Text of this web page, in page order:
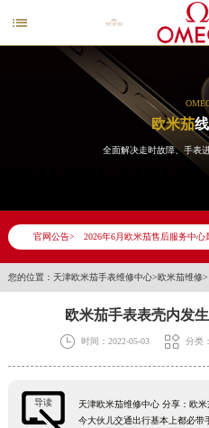

欧米茄
全面解决走时故障、手表
官网公告>
2026年6月欧米茄天津市售后服
2026年6月欧米茄售后服务中心
您的位置： 天津欧米茄手表维修中心>欧米茄维修>
欧米茄手表表壳内发
 时间：2022-05-03  分类：
导读
天津欧米茄维修中心 分享：欧
今大伙儿交通出行基本上都必带